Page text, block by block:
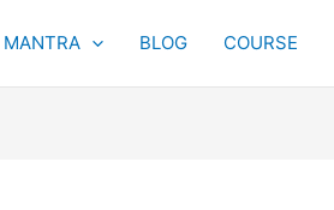
MANTRA BLOG COURSE